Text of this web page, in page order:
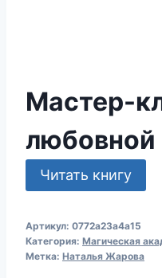
Мастер-
любовной
Читать книгу
Артикул: 0772a23a4a15
Категория: Магическая
Метка: Наталья Жарова